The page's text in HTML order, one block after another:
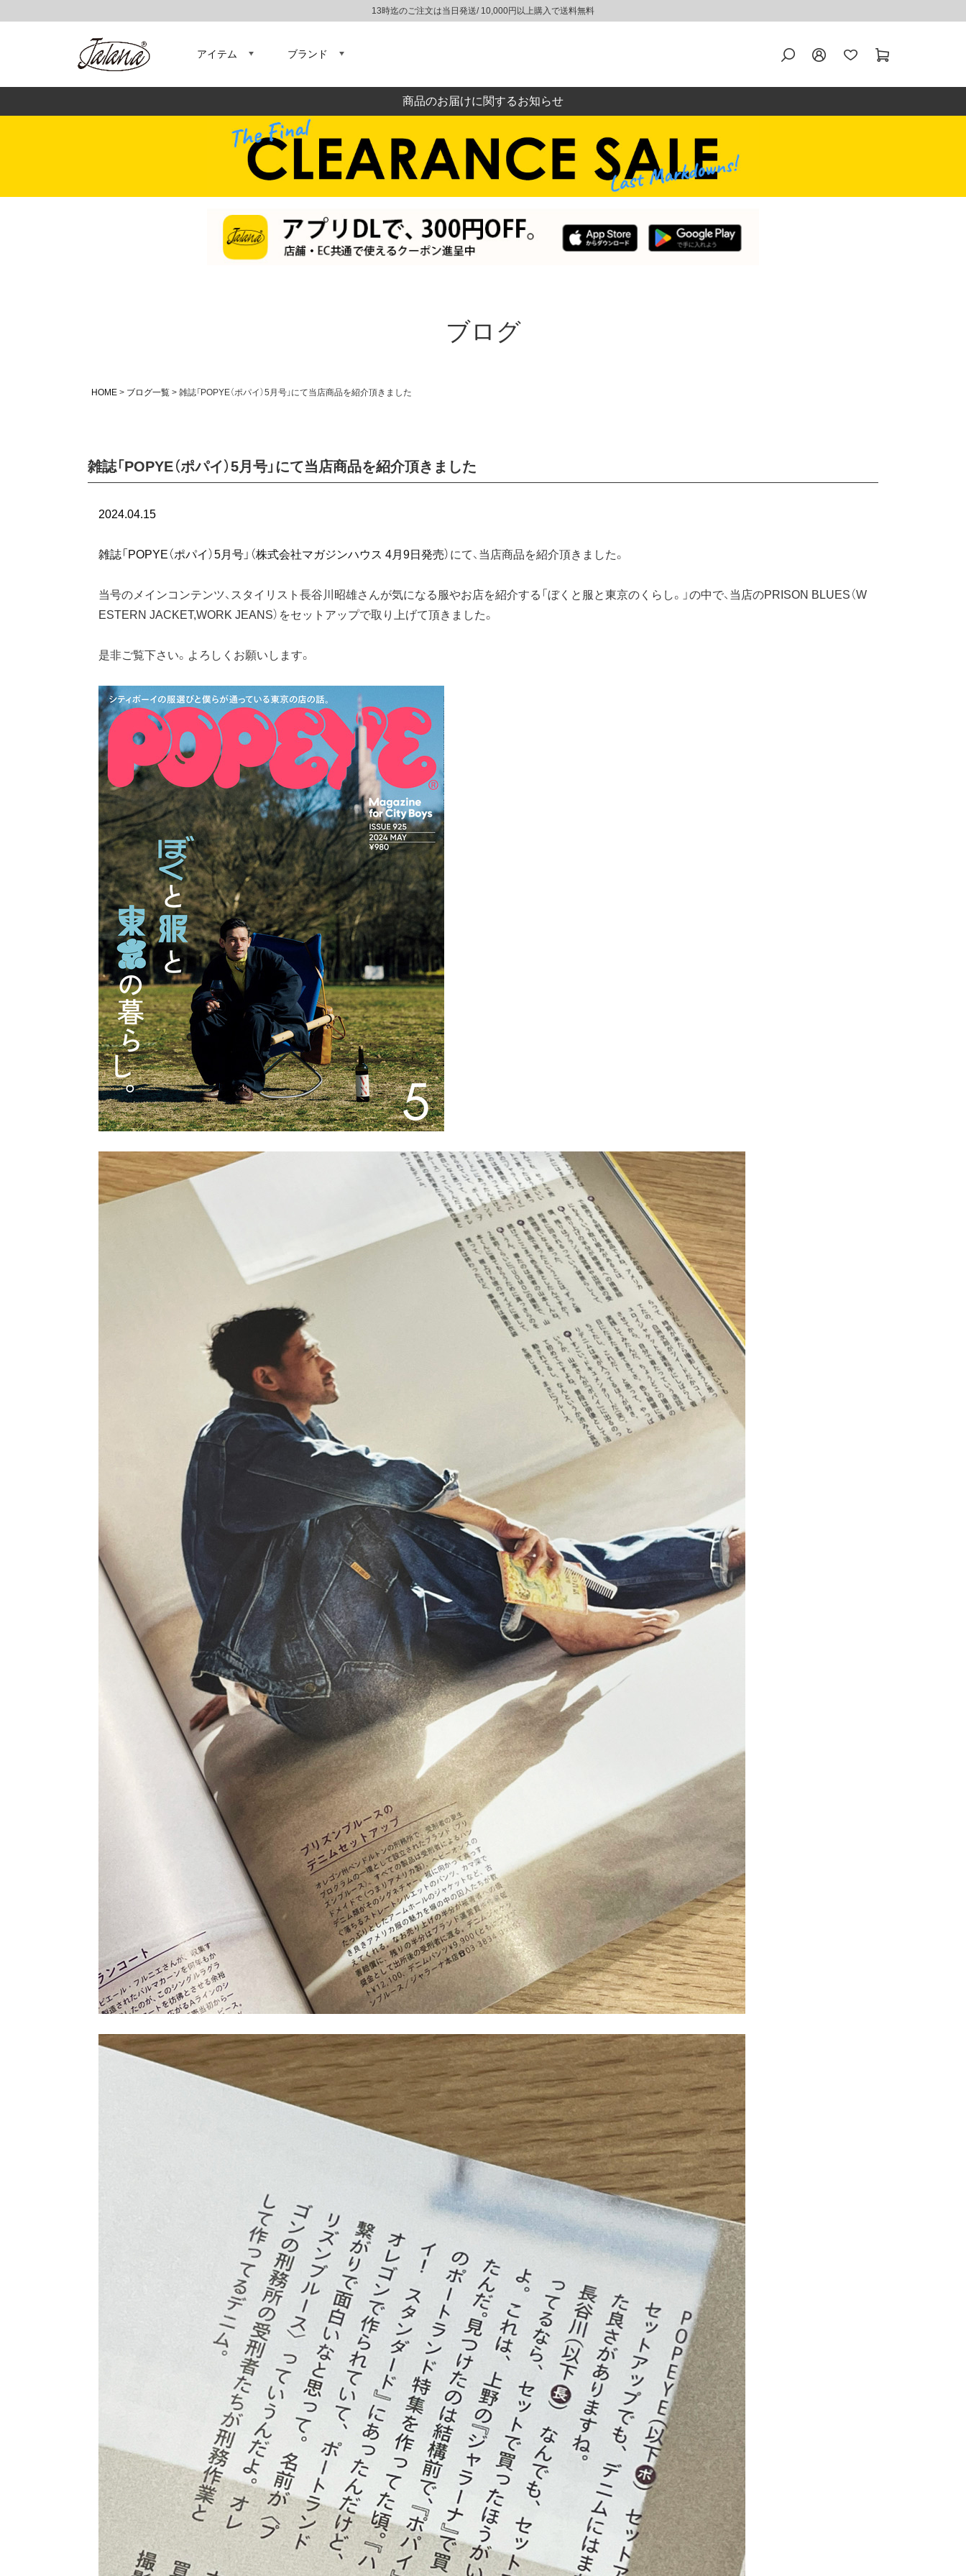
13時迄のご注文は当日発送/ 10,000円以上購入で送料無料
アイテム ブランド
商品のお届けに関するお知らせ
ブログ
HOME ブログ一覧 雑誌「POPYE（ポパイ）5月号」にて当店商品を紹介頂きました
雑誌「POPYE（ポパイ）5月号」にて当店商品を紹介頂きました
2024.04.15
雑誌「POPYE（ポパイ）5月号」（株式会社マガジンハウス 4月9日発売） にて、当店商品を紹介頂きました。
当号のメインコンテンツ、スタイリスト長谷川昭雄さんが気になる服やお店を紹介する「ぼくと服と東京のくらし。」の中で、当店のPRISON BLUES（W
ESTERN JACKET,WORK JEANS）をセットアップで取り上げて頂きました。
是非ご覧下さい。よろしくお願いします。